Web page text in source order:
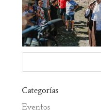
Categorías
Eventos